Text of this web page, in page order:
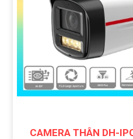
CAMERA THÂN DH-